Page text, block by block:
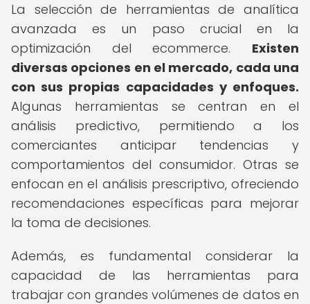
La selección de herramientas de analítica
avanzada es un paso crucial en la
optimización del ecommerce. Existen
diversas opciones en el mercado, cada una
con sus propias capacidades y enfoques.
Algunas herramientas se centran en el
análisis predictivo, permitiendo a los
comerciantes anticipar tendencias y
comportamientos del consumidor. Otras se
enfocan en el análisis prescriptivo, ofreciendo
recomendaciones específicas para mejorar
la toma de decisiones.
Además, es fundamental considerar la
capacidad de las herramientas para
trabajar con grandes volúmenes de datos en